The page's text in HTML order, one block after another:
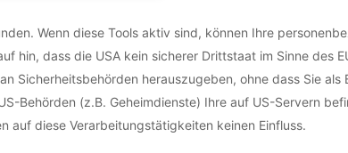
Wenn diese Tools aktiv sind, können Ihre
hin, dass die USA kein sicherer Drittstaat im Sinne des
Sicherheitsbehörden herauszugeben, ohne dass Sie als
Behörden (z.B. Geheimdienste) Ihre auf US-Servern
auf diese Verarbeitungstätigkeiten keinen Einfluss.